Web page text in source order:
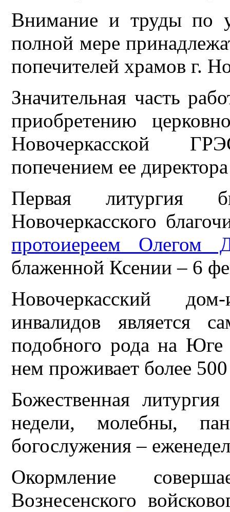
Внимание и труды по
полной мере
попечителей храмов г.
Значительная часть
приобретению
Новочеркасской
попечением ее
Первая литургия
Новочеркасского
протоиереем Олегом
блаженной Ксении – 6
Новочеркасский
инвалидов является
подобного рода на
нем проживает более
Божественная
недели, молебны,
богослужения –
Окормление
Вознесенского